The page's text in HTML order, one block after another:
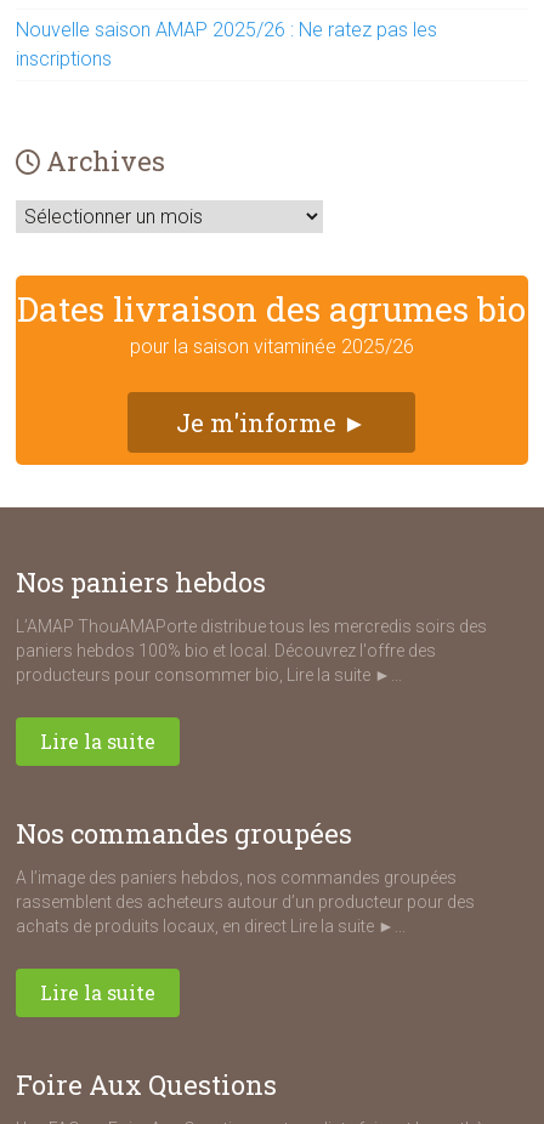
Nouvelle saison AMAP 2025/26 : Ne ratez pas les
inscriptions
Archives
Archives
Dates livraison des agrumes bio
pour la saison vitaminée 2025/26
Je m'informe ►
Nos paniers hebdos
L’AMAP ThouAMAPorte distribue tous les mercredis soirs des
paniers hebdos 100% bio et local. Découvrez l'offre des
producteurs pour consommer bio, Lire la suite ►...
Lire la suite
Nos commandes groupées
A l’image des paniers hebdos, nos commandes groupées
rassemblent des acheteurs autour d’un producteur pour des
achats de produits locaux, en direct Lire la suite ►...
Lire la suite
Foire Aux Questions